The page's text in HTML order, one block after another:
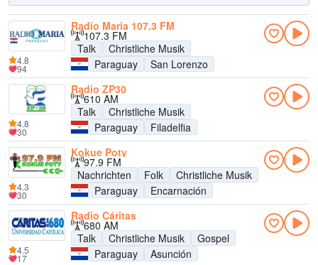
Radio Maria 107.3 FM
107.3 FM
Talk
Christliche Musik
Paraguay
San Lorenzo
4.8
94
Radio ZP30
610 AM
Talk
Christliche Musik
Paraguay
Filadelfia
4.8
30
Kokue Poty
97.9 FM
Nachrichten
Folk
Christliche Musik
Paraguay
Encarnación
4.3
30
Radio Cáritas
680 AM
Talk
Christliche Musik
Gospel
Paraguay
Asunción
4.5
17